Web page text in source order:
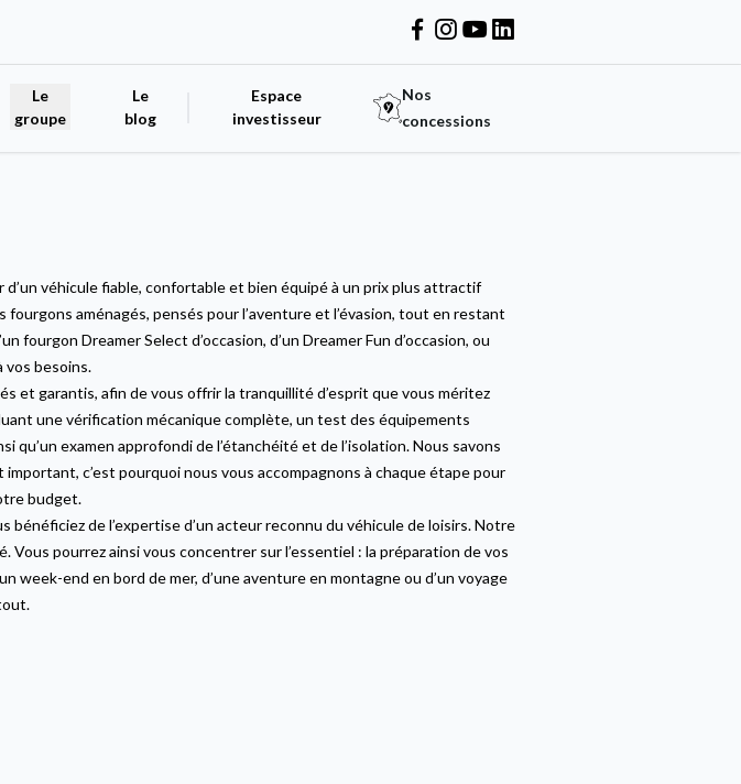
Le
groupe
Le
blog
Espace
investisseur
Nos
concessions
véhicule fiable, confortable et bien équipé à un prix plus attractif
aménagés, pensés pour l’aventure et l’évasion, tout en restant
Dreamer Select d’occasion, d’un Dreamer Fun d’occasion, ou
vos besoins.
et garantis, afin de vous offrir la tranquillité d’esprit que vous méritez
une vérification mécanique complète, un test des équipements
examen approfondi de l’étanchéité et de l’isolation. Nous savons
c’est pourquoi nous vous accompagnons à chaque étape pour
budget.
bénéficiez de l’expertise d’un acteur reconnu du véhicule de loisirs. Notre
pourrez ainsi vous concentrer sur l’essentiel : la préparation de vos
week-end en bord de mer, d’une aventure en montagne ou d’un voyage